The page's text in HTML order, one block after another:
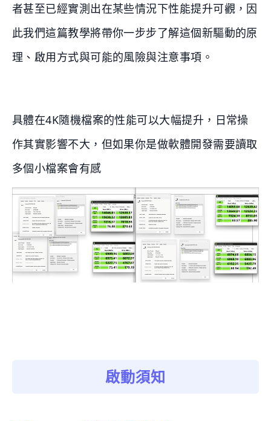
者甚至已經實測出在某些情況下性能提升可觀，因
此我們這篇教學將帶你一步步了解這個新驅動的原
理、啟用方式與可能的風險與注意事項。
具體在4K隨機檔案的性能可以大幅提升，日常操
作其實影響不大，但如果你是做軟體開發需要讀取
多個小檔案會有感
啟動須知